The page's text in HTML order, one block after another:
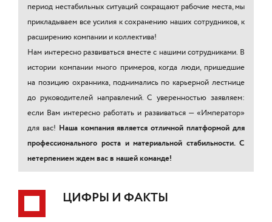
период нестабильных ситуаций сокращают рабочие места, мы
прикладываем все усилия к сохранению наших сотрудников, к
расширению компании и коллектива!
Нам интересно развиваться вместе с нашими сотрудниками. В
истории компании много примеров, когда люди, пришедшие
на позицию охранника, поднимались по карьерной лестнице
до руководителей направлений. С уверенностью заявляем:
если Вам интересно работать и развиваться — «Император»
для вас! Наша компания является отличной платформой для
профессионального роста и материальной стабильности. С
нетерпением ждем вас в нашей команде!
ЦИФРЫ И ФАКТЫ